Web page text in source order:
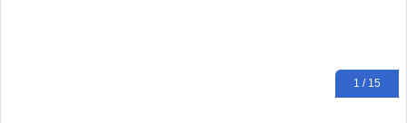
1 / 15